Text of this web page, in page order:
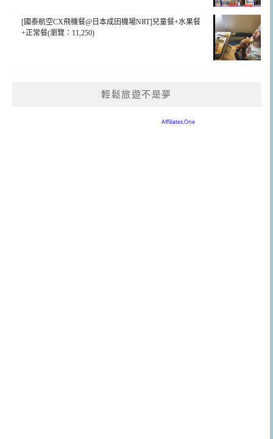
[國泰航空CX飛機餐@日本成田機場NRT]兒童餐+水果餐
+正常餐(瀏覽：11,250)
輕鬆旅遊不是夢